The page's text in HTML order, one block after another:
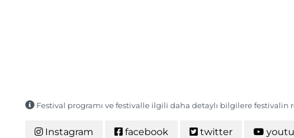
Festival programı ve festivalle ilgili daha detaylı bilgilere
Instagram facebook twitter